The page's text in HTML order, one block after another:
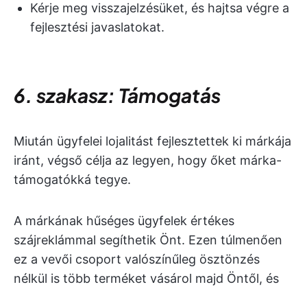
Kérje meg visszajelzésüket, és hajtsa végre a
fejlesztési javaslatokat.
6. szakasz: Támogatás
Miután ügyfelei lojalitást fejlesztettek ki márkája
iránt, végső célja az legyen, hogy őket márka-
támogatókká tegye.
A márkának hűséges ügyfelek értékes
szájreklámmal segíthetik Önt. Ezen túlmenően
ez a vevői csoport valószínűleg ösztönzés
nélkül is több terméket vásárol majd Öntől, és